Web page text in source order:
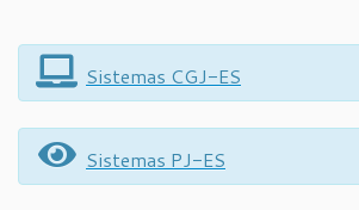
Sistemas CGJ-ES
Sistemas PJ-ES